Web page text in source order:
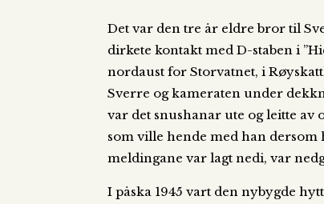
Det var den tre år eldre bror til
dirkete kontakt med D-staben i
nordaust for Storvatnet, i
Sverre og kameraten under
var det snushanar ute og leitte av
som ville hende med han dersom
meldingane var lagt nedi, var
I påska 1945 vart den nybygde